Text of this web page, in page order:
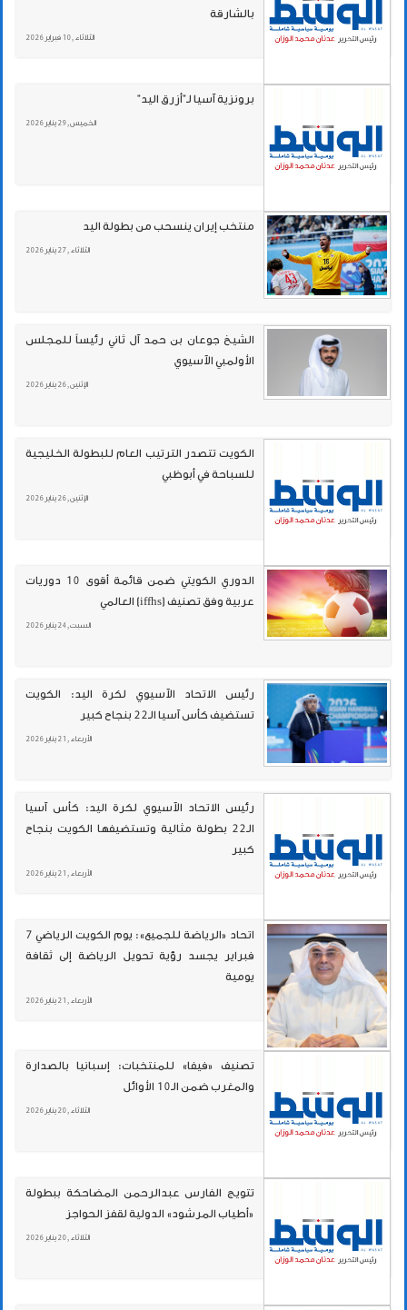
بالشارقة
الثلاثاء , 10 فبراير 2026
برونزية آسيا لـ"أزرق اليد"
الخميس , 29 يناير 2026
منتخب إيران ينسحب من بطولة اليد
الثلاثاء , 27 يناير 2026
الشيخ جوعان بن حمد آل ثاني رئيساً للمجلس
الأولمبي الآسيوي
الإثنين , 26 يناير 2026
الكويت تتصدر الترتيب العام للبطولة الخليجية
للسباحة في أبوظبي
الإثنين , 26 يناير 2026
الدوري الكويتي ضمن قائمة أقوى 10 دوريات
عربية وفق تصنيف (iffhs) العالمي
السبت , 24 يناير 2026
رئيس الاتحاد الآسيوي لكرة اليد: الكويت
تستضيف كأس آسيا الـ22 بنجاح كبير
الأربعاء , 21 يناير 2026
رئيس الاتحاد الآسيوي لكرة اليد: كأس آسيا
الـ22 بطولة مثالية وتستضيفها الكويت بنجاح
كبير
الأربعاء , 21 يناير 2026
اتحاد «الرياضة للجميع»: يوم الكويت الرياضي 7
فبراير يجسد رؤية تحويل الرياضة إلى ثقافة
يومية
الأربعاء , 21 يناير 2026
تصنيف «فيفا» للمنتخبات: إسبانيا بالصدارة
والمغرب ضمن الـ10 الأوائل
الثلاثاء , 20 يناير 2026
تتويج الفارس عبدالرحمن المضاحكة ببطولة
«أطياب المرشود» الدولية لقفز الحواجز
الثلاثاء , 20 يناير 2026